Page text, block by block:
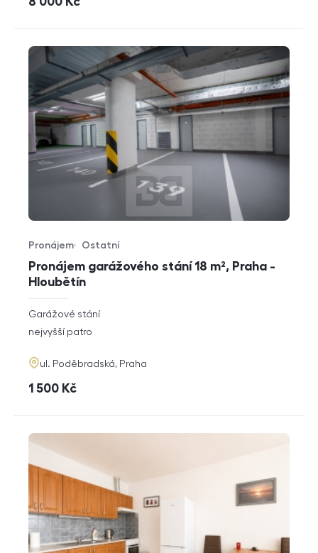
Pronájem garážového stání 18 m², Praha -
Hloubětín
Typ nabídky
Pronájem
Typ nemovitosti
Ostatní
rozměry
dispozice
Garážové stání
funkce
nejvyšší patro
adresa
ul. Poděbradská, Praha
cena
1 500 Kč